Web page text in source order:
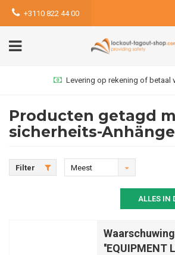
+3110 822 44 00
Levering op rekening of betaal
Producten getagd
sicherheits-
Filter
Meest
ALLES IN
''EQUIPMENT